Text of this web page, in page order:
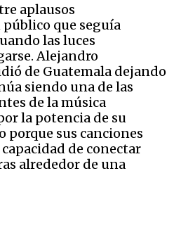
aplausos
que seguía
las luces
Alejandro
de Guatemala dejando
siendo una de las
de la música
la potencia de su
sus canciones
de conectar
alrededor de una